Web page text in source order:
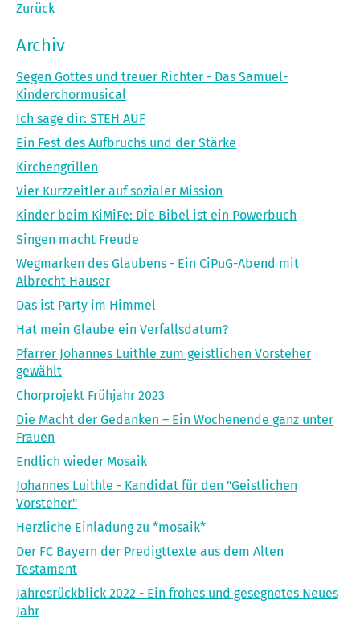
Zurück
Archiv
Segen Gottes und treuer Richter - Das Samuel-
Kinderchormusical
Ich sage dir: STEH AUF
Ein Fest des Aufbruchs und der Stärke
Kirchengrillen
Vier Kurzzeitler auf sozialer Mission
Kinder beim KiMiFe: Die Bibel ist ein Powerbuch
Singen macht Freude
Wegmarken des Glaubens - Ein CiPuG-Abend mit
Albrecht Hauser
Das ist Party im Himmel
Hat mein Glaube ein Verfallsdatum?
Pfarrer Johannes Luithle zum geistlichen Vorsteher
gewählt
Chorprojekt Frühjahr 2023
Die Macht der Gedanken – Ein Wochenende ganz unter
Frauen
Endlich wieder Mosaik
Johannes Luithle - Kandidat für den "Geistlichen
Vorsteher"
Herzliche Einladung zu *mosaik*
Der FC Bayern der Predigttexte aus dem Alten
Testament
Jahresrückblick 2022 - Ein frohes und gesegnetes Neues
Jahr